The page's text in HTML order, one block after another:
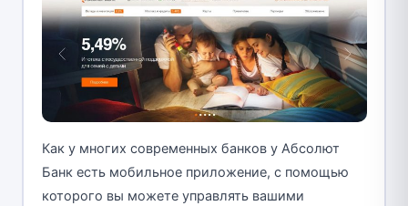
Как у многих современных банков у Абсолют
Банк есть мобильное приложение, с помощью
которого вы можете управлять вашими